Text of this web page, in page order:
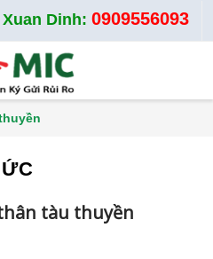
Dinh: 0909556093
tàu thuyền